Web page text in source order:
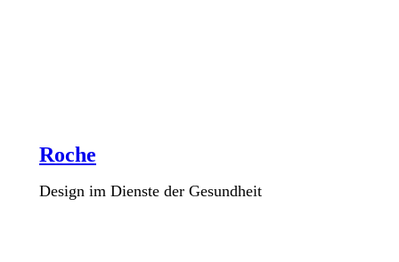
Roche
Design im Dienste der Gesundheit